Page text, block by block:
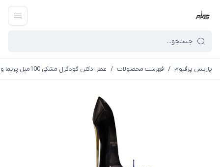
پاریس پرفیوم / فهرست محصولات / عطر ادکلن گودگرل مشکی 100میل پریما وی آی پی ( Good Girl Prima niche ( vip